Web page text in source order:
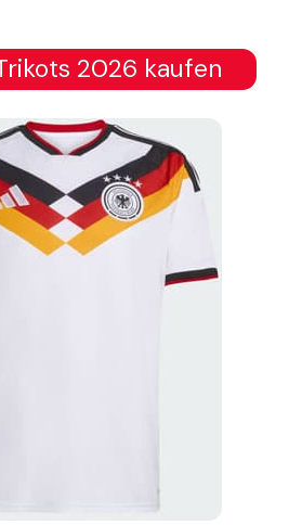
2026 kaufen